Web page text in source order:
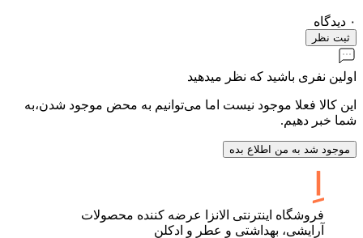
۰ دیدگاه
ثبت نظر
اولین نفری باشید که نظر میدهید
این کالا فعلا موجود نیست اما می‌توانیم به محض موجود شدن،به
شما خبر دهیم.
موجود شد به من اطلاع بده
فروشگاه اینترنتی الانزا عرضه کننده محصولات
آرایشی، بهداشتی و عطر و ادکلن